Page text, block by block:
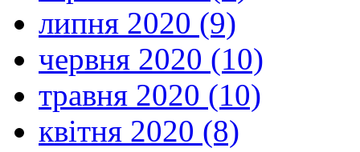
липня 2020 (9)
червня 2020 (10)
травня 2020 (10)
квітня 2020 (8)